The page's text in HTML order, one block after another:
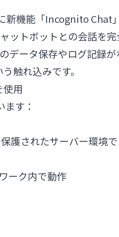
新機能「Incognito Chat」
ットボットとの会話を完
データ保存やログ記録が
触れ込みです。
用
す：
護されたサーバー環境で
ーク内で動作